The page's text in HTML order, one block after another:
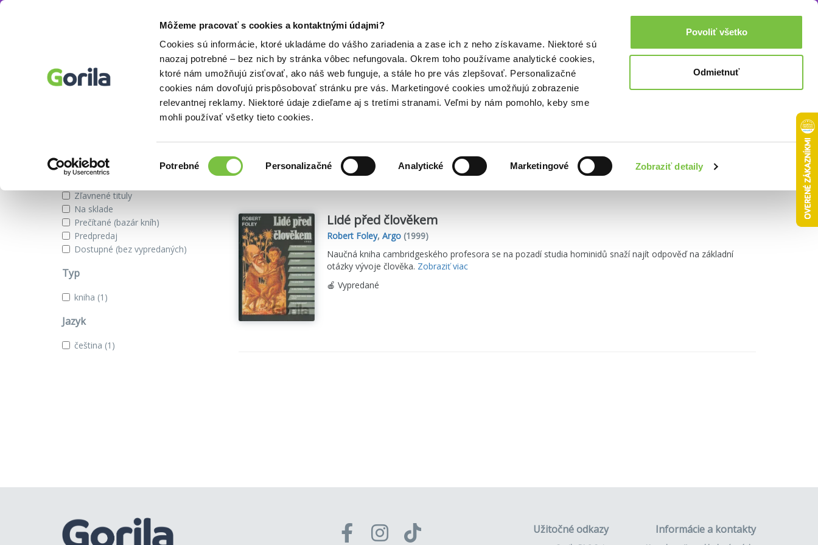
Môžeme pracovať s cookies a kontaktnými údajmi?
Cookies sú informácie, ktoré ukladáme do vášho zariadenia a zase ich z neho získavame. Niektoré sú
naozaj potrebné – bez nich by stránka vôbec nefungovala. Okrem toho používame analytické cookies,
ktoré nám umožňujú zisťovať, ako náš web funguje, a stále ho pre vás zlepšovať. Personalizačné
cookies nám dovoľujú prispôsobovať stránku pre vás. Marketingové cookies umožňujú zobrazenie
relevantnej reklamy. Niektoré údaje zdieľame aj s tretími stranami. Veľmi by nám pomohlo, keby sme
mohli používať všetky tieto cookies.
súhlasu
Potrebné Personalizačné Analytické Marketingové Zobraziť detaily
Povoliť všetko
Odmietnuť
Doplnky Prihlásenie 0,00€
Robert Foley Akcie a zľavy
Knihy autora Robert Foley
Zobraziť iba
Zľavnené tituly
Na sklade
Prečítané (bazár kníh)
Predpredaj
Dostupné (bez vypredaných)
Typ
kniha (1)
Jazyk
čeština (1)
Našli sme Zoradiť podľa:
Lidé před člověkem
Robert Foley, Argo(1999)
Naučná kniha cambridgeského profesora se na pozadí studia hominidů snaží najít odpověď na základní
otázky vývoje člověka. Zobraziť viac
🍎 Vypredané
Užitočné odkazy Informácie a kontakty